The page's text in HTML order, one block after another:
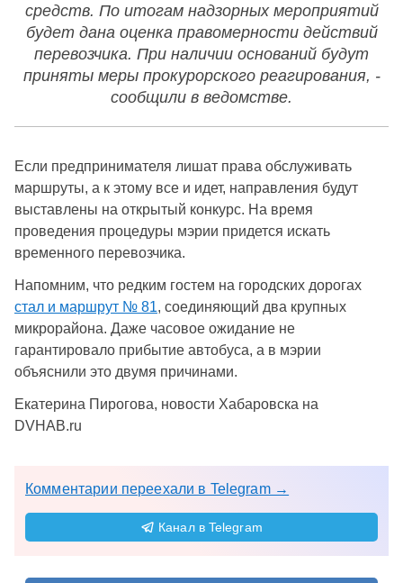
средств. По итогам надзорных мероприятий
будет дана оценка правомерности действий
перевозчика. При наличии оснований будут
приняты меры прокурорского реагирования, -
сообщили в ведомстве.
Если предпринимателя лишат права обслуживать
маршруты, а к этому все и идет, направления будут
выставлены на открытый конкурс. На время
проведения процедуры мэрии придется искать
временного перевозчика.
Напомним, что редким гостем на городских дорогах
стал и маршрут № 81, соединяющий два крупных
микрорайона. Даже часовое ожидание не
гарантировало прибытие автобуса, а в мэрии
объяснили это двумя причинами.
Екатерина Пирогова, новости Хабаровска на
DVHAB.ru
Комментарии переехали в Telegram →
Канал в Telegram